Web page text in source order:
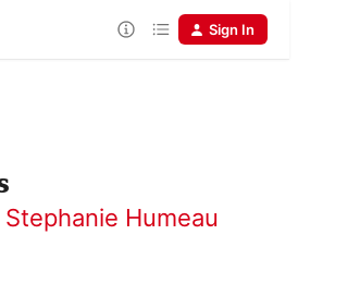
Sign In
Stephanie Humeau